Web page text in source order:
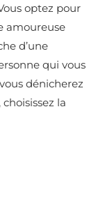
optez pour
amoureuse
d’une
qui vous
dénicherez
la